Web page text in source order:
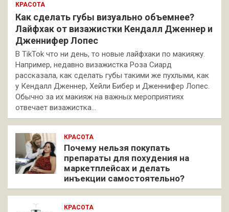
КРАСОТА
Как сделать губы визуально объемнее?
Лайфхак от визажистки Кендалл Дженнер и
Дженнифер Лопес
В TikTok что ни день, то новые лайфхаки по макияжу.
Например, недавно визажистка Роза Сиард
рассказала, как сделать губы такими же пухлыми, как
у Кендалл Дженнер, Хейли Бибер и Дженнифер Лопес.
Обычно за их макияж на важных мероприятиях
отвечает визажистка…
КРАСОТА
Почему нельзя покупать
препараты для похудения на
маркетплейсах и делать
инъекции самостоятельно?
КРАСОТА